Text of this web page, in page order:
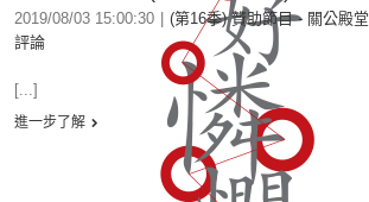
2019/08/03 15:00:30 (第16季) 贊助節目 - 關公殿堂
評論
[...]
進一步了解